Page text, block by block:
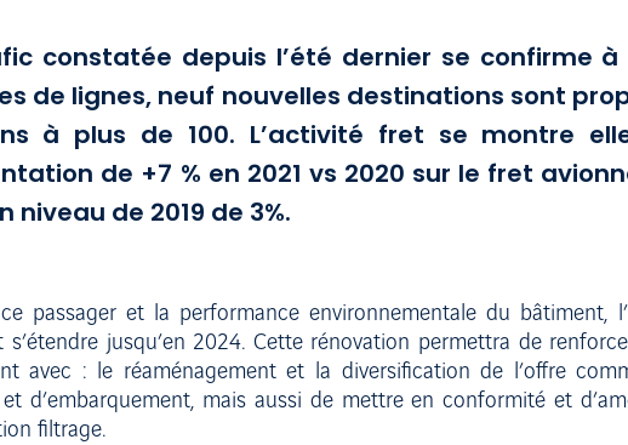
constatée depuis l’été dernier se confirme à
de lignes, neuf nouvelles destinations sont
à plus de 100. L’activité fret se montre
de +7 % en 2021 vs 2020 sur le fret
de 2019 de 3%.
passager et la performance environnementale du bâtiment,
jusqu’en 2024. Cette rénovation permettra de
avec : le réaménagement et la diversification de l’offre
d’embarquement, mais aussi de mettre en conformité et
filtrage.